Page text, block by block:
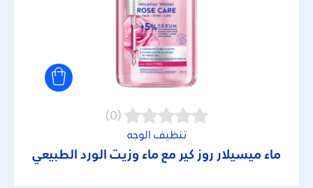
(0)
تنظيف الوجه
ماء ميسيلار روز كير مع ماء وزيت الورد الطبيعي